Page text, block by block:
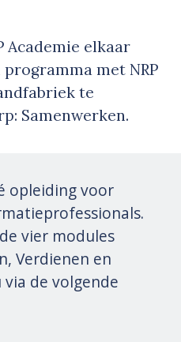
Academie elkaar
met NRP
te
Samenwerken.
opleiding voor
vier modules
Verdienen en
de volgende